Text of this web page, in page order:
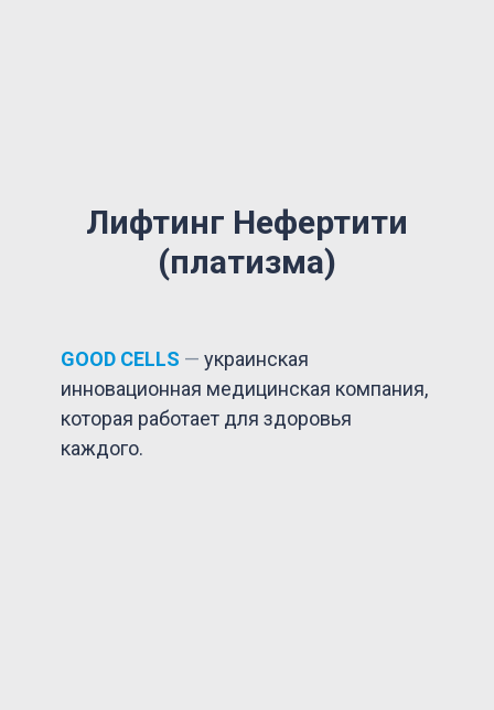
Лифтинг Нефертити
(платизма)
GOOD CELLS — украинская
инновационная медицинская компания,
которая работает для здоровья
каждого.